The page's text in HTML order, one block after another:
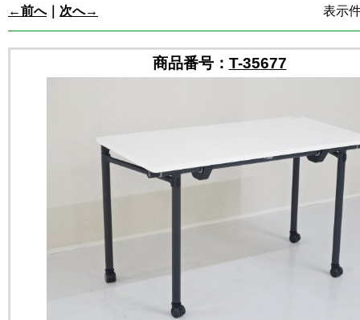
←前へ｜ 次へ→ 表示
商品番号： T-35677